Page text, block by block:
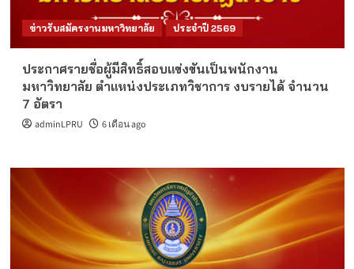
ข่าวรับสมัครงานมหาวิทยาลัย ประจำปี 2569
ประกาศรายชื่อผู้มีสิทธิ์สอบแข่งขันเป็นพนักงาน
มหาวิทยาลัย ตำแหน่งประเภทวิชาการ งบรายได้ จำนวน
7 อัตรา
adminLPRU 6 เดือน ago